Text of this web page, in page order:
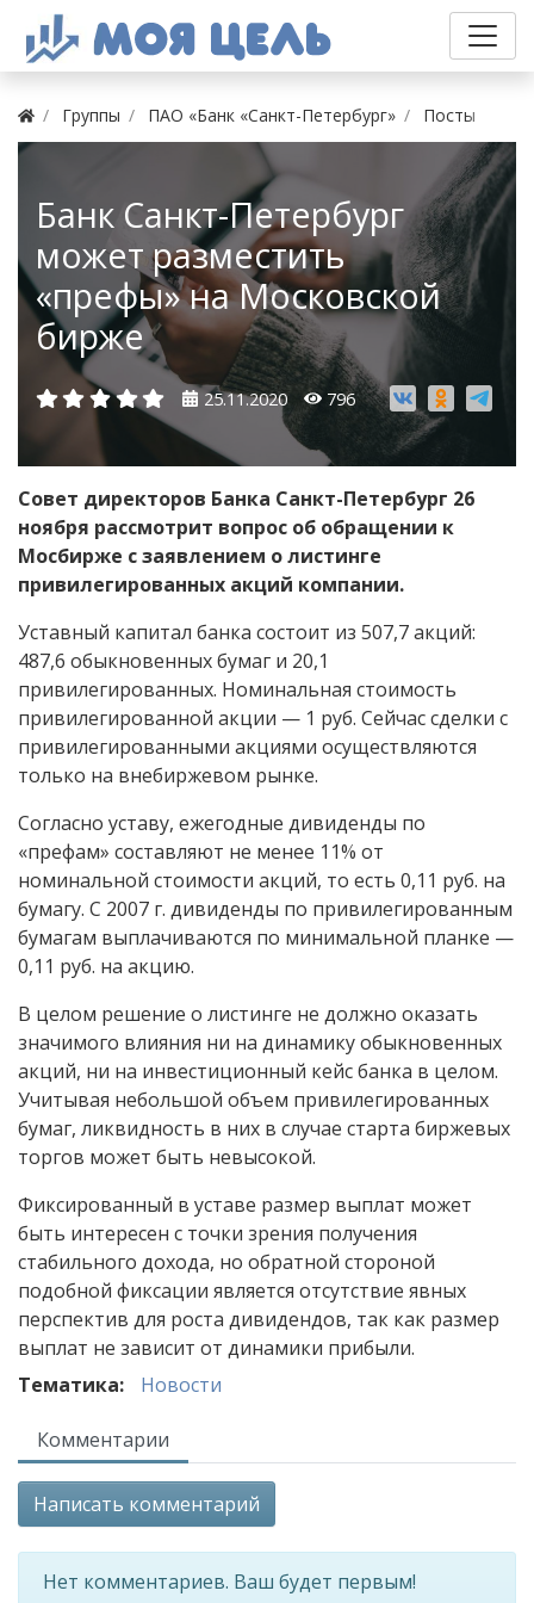
Группы ПАО «Банк «Санкт-Петербург» Посты
Банк Санкт-Петербург
может разместить
«префы» на Московской
бирже
25.11.2020 796
Совет директоров Банка Санкт-Петербург 26
ноября рассмотрит вопрос об обращении к
Мосбирже с заявлением о листинге
привилегированных акций компании.
Уставный капитал банка состоит из 507,7 акций:
487,6 обыкновенных бумаг и 20,1
привилегированных. Номинальная стоимость
привилегированной акции — 1 руб. Сейчас сделки с
привилегированными акциями осуществляются
только на внебиржевом рынке.
Согласно уставу, ежегодные дивиденды по
«префам» составляют не менее 11% от
номинальной стоимости акций, то есть 0,11 руб. на
бумагу. С 2007 г. дивиденды по привилегированным
бумагам выплачиваются по минимальной планке —
0,11 руб. на акцию.
В целом решение о листинге не должно оказать
значимого влияния ни на динамику обыкновенных
акций, ни на инвестиционный кейс банка в целом.
Учитывая небольшой объем привилегированных
бумаг, ликвидность в них в случае старта биржевых
торгов может быть невысокой.
Фиксированный в уставе размер выплат может
быть интересен с точки зрения получения
стабильного дохода, но обратной стороной
подобной фиксации является отсутствие явных
перспектив для роста дивидендов, так как размер
выплат не зависит от динамики прибыли.
Тематика:
Новости
Комментарии
Написать комментарий
Нет комментариев. Ваш будет первым!